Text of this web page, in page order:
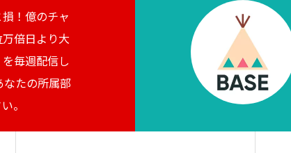
！億のチャ
倍日より大
毎週配信し
なたの所属部
。